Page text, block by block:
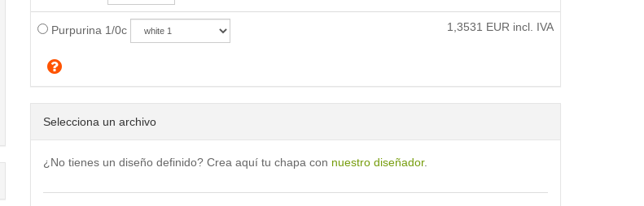
Purpurina 1/0c 1,3531 EUR incl. IVA
Selecciona un archivo
¿No tienes un diseño definido? Crea aquí tu chapa con nuestro diseñador.